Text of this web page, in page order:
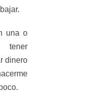
una o
tener
dinero